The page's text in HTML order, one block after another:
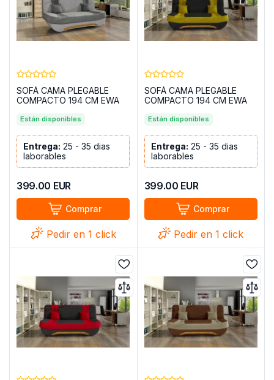
SOFÁ CAMA PLEGABLE
COMPACTO 194 CM EWA
Están disponibles
Entrega: 25 - 35 dias
laborables
399.00 EUR
Comprar
Pedir en 1 click
SOFÁ CAMA PLEGABLE
COMPACTO 194 CM EWA
Están disponibles
Entrega: 25 - 35 dias
laborables
399.00 EUR
Comprar
Pedir en 1 click